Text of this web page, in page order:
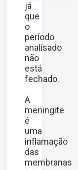
já
que
o
período
analisado
não
está
fechado.
A
meningite
é
uma
inflamação
das
membranas